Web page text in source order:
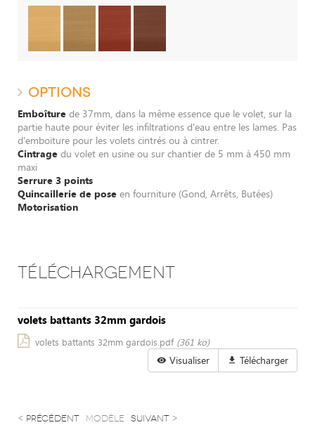
OPTIONS
Emboîture de 37mm, dans la même essence que le volet, sur la
partie haute pour éviter les infiltrations d'eau entre les lames. Pas
d'emboiture pour les volets cintrés ou à cintrer.
Cintrage du volet en usine ou sur chantier de 5 mm à 450 mm
maxi
Serrure 3 points
Quincaillerie de pose en fourniture (Gond, Arrêts, Butées)
Motorisation
TÉLÉCHARGEMENT
volets battants 32mm gardois
volets battants 32mm gardois.pdf (361 ko)
Visualiser Télécharger
< précédent modèle suivant >